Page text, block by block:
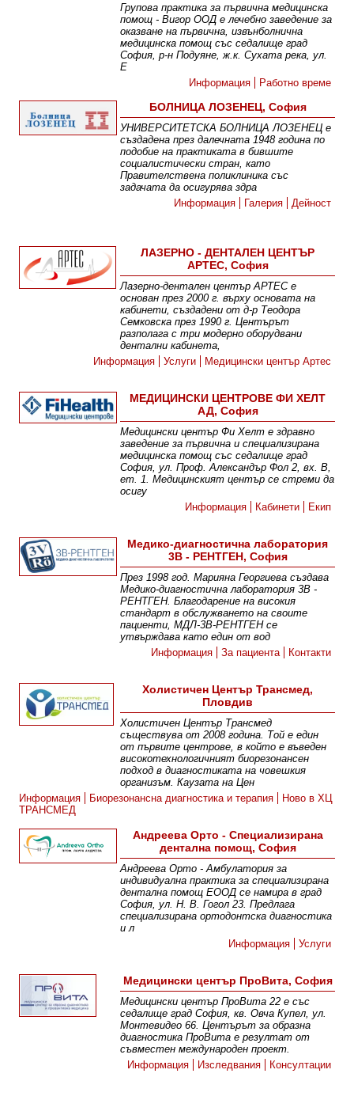
Групова практика за първична медицинска
помощ - Вигор ООД е лечебно заведение за
оказване на първична, извънболнична
медицинска помощ със седалище град
София, р-н Подуяне, ж.к. Сухата река, ул.
Е
Информация
Работно време
БОЛНИЦА ЛОЗЕНЕЦ, София
УНИВЕРСИТЕТСКА БОЛНИЦА ЛОЗЕНЕЦ е
създадена през далечната 1948 година по
подобие на практиката в бившите
социалистически стран, като
Правителствена поликлиника със
задачата да осигурява здра
Информация
Галерия Дейност
ЛАЗЕРНО - ДЕНТАЛЕН ЦЕНТЪР
АРТЕС, София
Лазерно-дентален център АРТЕС е
основан през 2000 г. върху основата на
кабинети, създадени от д-р Теодора
Семковска през 1990 г. Центърът
разполага с три модерно оборудвани
дентални кабинета,
Информация
Услуги Медицински център Артес
МЕДИЦИНСКИ ЦЕНТРОВЕ ФИ ХЕЛТ
АД, София
Медицински център Фи Хелт е здравно
заведение за първична и специализирана
медицинска помощ със седалище град
София, ул. Проф. Александър Фол 2, вх. В,
ет. 1. Медицинският център се стреми да
осигу
Информация
Кабинети Екип
Медико-диагностична лаборатория
3В - РЕНТГЕН, София
През 1998 год. Марияна Георгиева създава
Медико-диагностична лаборатория 3В -
РЕНТГЕН. Благодарение на високия
стандарт в обслужването на своите
пациенти, МДЛ-3В-РЕНТГЕН се
утвърждава като един от вод
Информация
За пациента Контакти
Холистичен Център Трансмед,
Пловдив
Холистичен Център Трансмед
съществува от 2008 година. Той е един
от първите центрове, в който е въведен
високотехнологичният биорезонансен
подход в диагностиката на човешкия
организъм. Каузата на Цен
Информация
Биорезонансна диагностика и терапия
Ново в ХЦ
ТРАНСМЕД
Андреева Орто - Специализирана
дентална помощ, София
Андреева Орто - Амбулатория за
индивидуална практика за специализирана
дентална помощ ЕООД се намира в град
София, ул. Н. В. Гогол 23. Предлага
специализирана ортодонтска диагностика
и л
Информация
Услуги
Медицински център ПроВита, София
Медицински център ПроВита 22 е със
седалище град София, кв. Овча Купел, ул.
Монтевидео 66. Центърът за образна
диагностика ПроВита e резултат от
съвместен международен проект.
Информация
Изследвания Консултации